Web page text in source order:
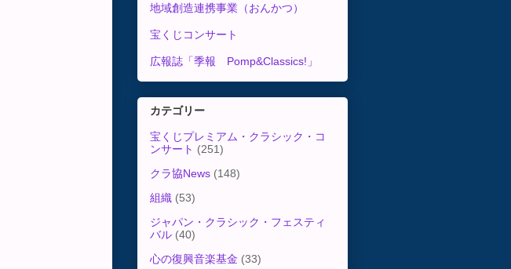
地域創造連携事業（おんかつ）
宝くじコンサート
広報誌「季報 Pomp&Classics!」
カテゴリー
宝くじプレミアム・クラシック・コ
ンサート (251)
クラ協News (148)
組織 (53)
ジャパン・クラシック・フェスティ
バル (40)
心の復興音楽基金 (33)